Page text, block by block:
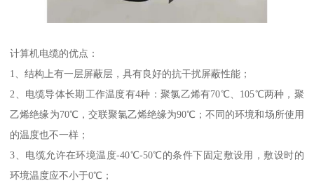
计算机电缆的优点：
1、结构上有一层屏蔽层，具有良好的抗干扰屏蔽性能；
2、电缆导体长期工作温度有4种：聚氯乙烯有70℃、105℃两种，聚
乙烯绝缘为70℃，交联聚氯乙烯绝缘为90℃；不同的环境和场所使用
的温度也不一样；
3、电缆允许在环境温度-40℃-50℃的条件下固定敷设用，敷设时的
环境温度应不小于0℃；